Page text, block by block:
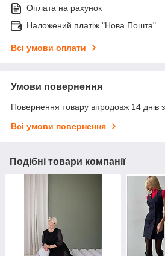
Оплата на рахунок
Наложений платіж "Нова Пошта"
Всі умови оплати
Умови повернення
Повернення товару впродовж 14 днів
Всі умови повернення
Подібні товари компанії